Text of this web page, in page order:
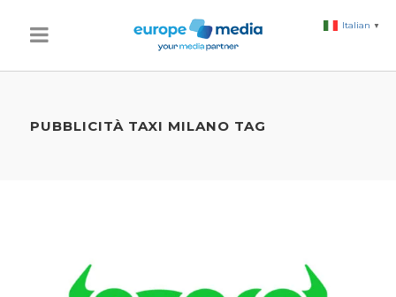
PUBBLICITÀ TAXI MILANO TAG
Italian ▼